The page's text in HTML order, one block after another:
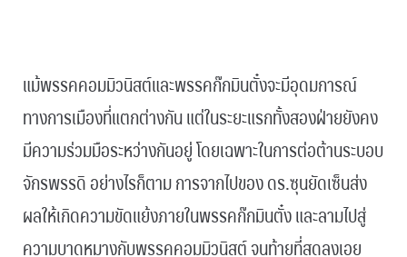
แม้พรรคคอมมิวนิสต์และพรรคก๊กมินตั๋งจะมีอุดมการณ์
ทางการเมืองที่แตกต่างกัน แต่ในระยะแรกทั้งสองฝ่ายยังคง
มีความร่วมมือระหว่างกันอยู่ โดยเฉพาะในการต่อต้านระบอบ
จักรพรรดิ อย่างไรก็ตาม การจากไปของ ดร.ซุนยัดเซ็นส่ง
ผลให้เกิดความขัดแย้งภายในพรรคก๊กมินตั๋ง และลามไปสู่
ความบาดหมางกับพรรคคอมมิวนิสต์ จนท้ายที่สุดลงเอย